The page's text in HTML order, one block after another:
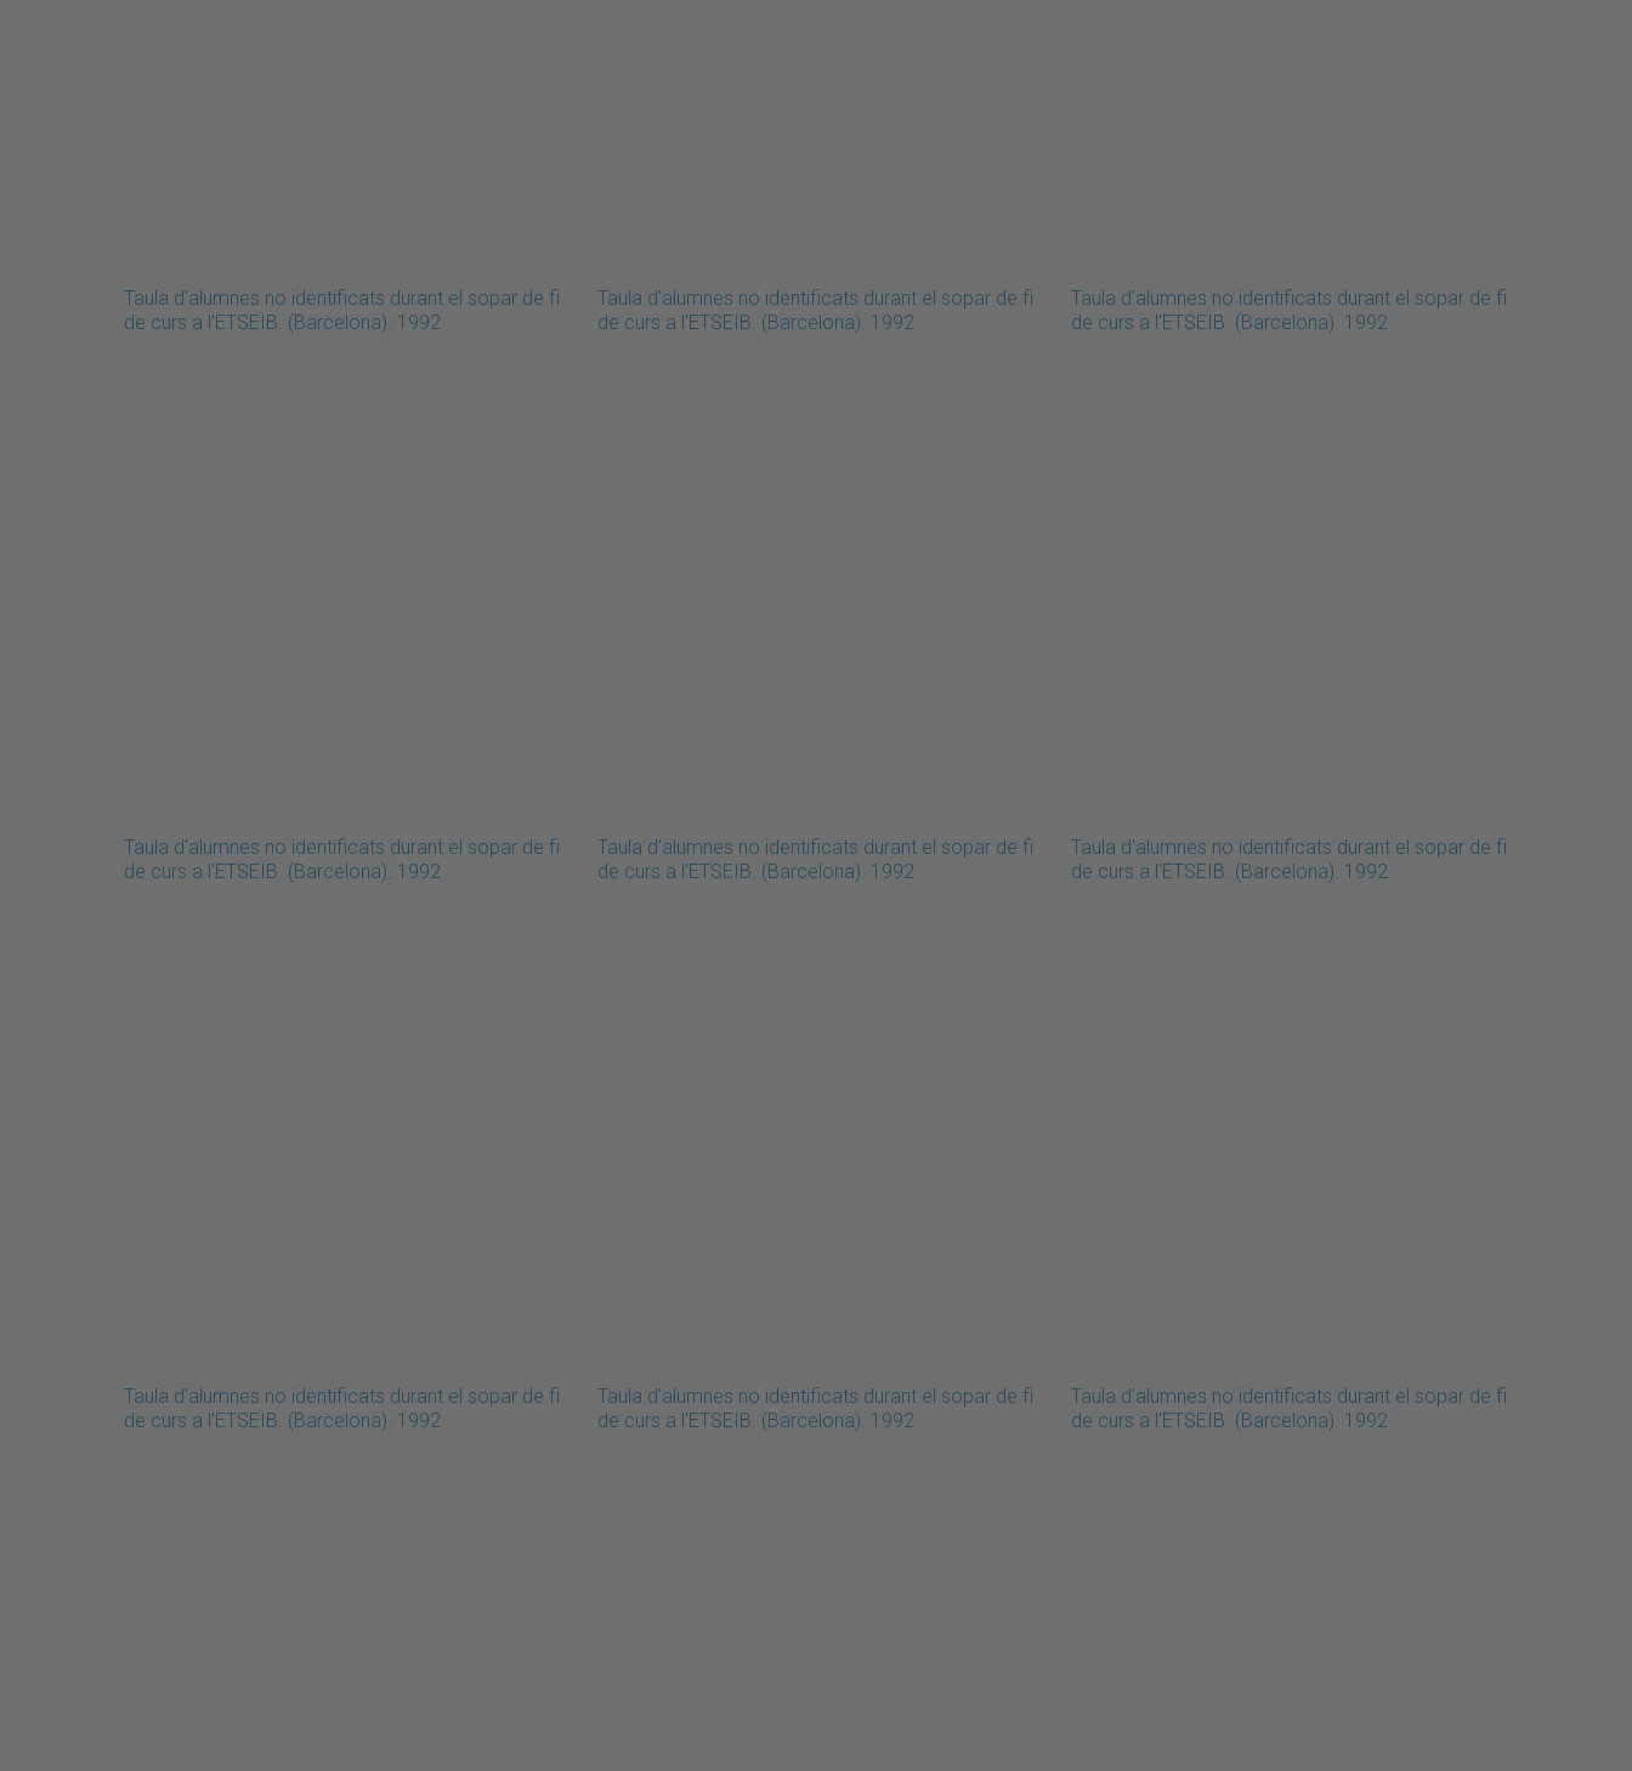
Taula d'alumnes no identificats durant el sopar de fi
de curs a l'ETSEIB. (Barcelona). 1992
Taula d'alumnes no identificats durant el sopar de fi
de curs a l'ETSEIB. (Barcelona). 1992
Taula d'alumnes no identificats durant el sopar de fi
de curs a l'ETSEIB. (Barcelona). 1992
Taula d'alumnes no identificats durant el sopar de fi
de curs a l'ETSEIB. (Barcelona). 1992
Taula d'alumnes no identificats durant el sopar de fi
de curs a l'ETSEIB. (Barcelona). 1992
Taula d'alumnes no identificats durant el sopar de fi
de curs a l'ETSEIB. (Barcelona). 1992
Taula d'alumnes no identificats durant el sopar de fi
de curs a l'ETSEIB. (Barcelona). 1992
Taula d'alumnes no identificats durant el sopar de fi
de curs a l'ETSEIB. (Barcelona). 1992
Taula d'alumnes no identificats durant el sopar de fi
de curs a l'ETSEIB. (Barcelona). 1992